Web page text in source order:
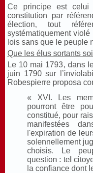
Ce principe est celui
constitution par
élection, tout
systématiquement
lois sans que le peuple
Que les élus sortants
Le 10 mai 1793, dans
juin 1790 sur
Robespierre proposa
« XVI. Les
pourront être
constitué, pour
manifestées
l'expiration de
solennellement
choisis. Le
question : tel
la confiance dont